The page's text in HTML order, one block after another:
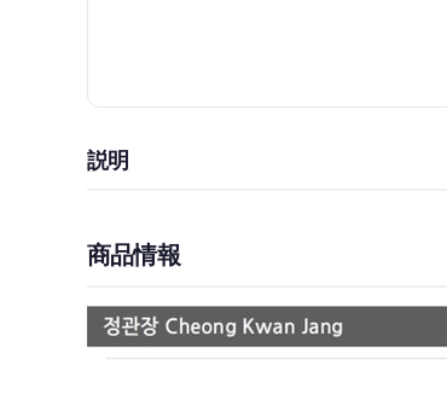
説明
商品情報